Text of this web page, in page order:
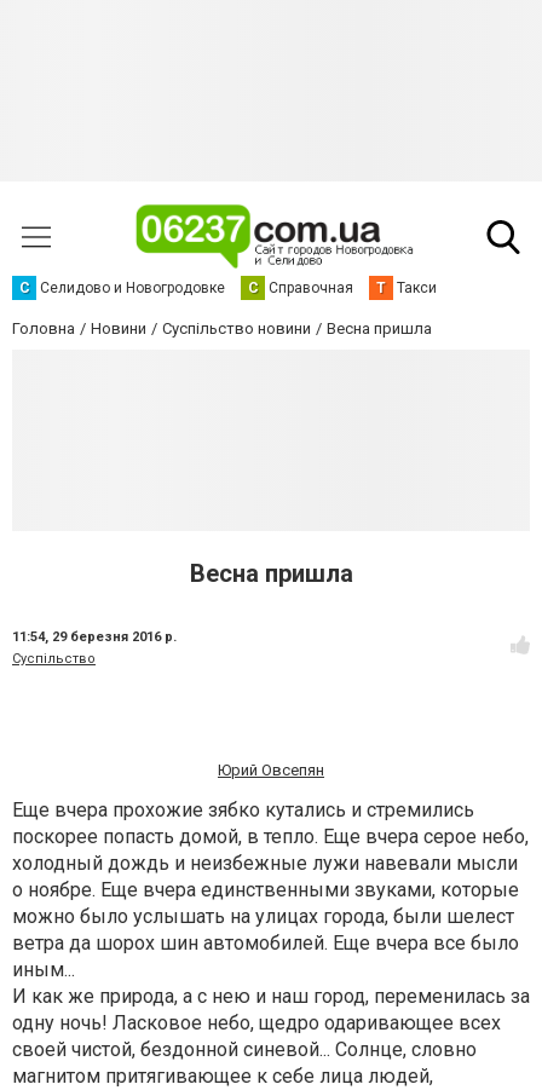
С Селидово и Новогродовке С Справочная Т Такси
Головна Новини Суспільство новини Весна пришла
Весна пришла
11:54, 29 березня 2016 р.
Суспільство
Юрий Овсепян
Еще вчера прохожие зябко кутались и стремились
поскорее попасть домой, в тепло. Еще вчера серое небо,
холодный дождь и неизбежные лужи навевали мысли
о ноябре. Еще вчера единственными звуками, которые
можно было услышать на улицах города, были шелест
ветра да шорох шин автомобилей. Еще вчера все было
иным...
И как же природа, а с нею и наш город, переменилась за
одну ночь! Ласковое небо, щедро одаривающее всех
своей чистой, бездонной синевой... Солнце, словно
магнитом притягивающее к себе лица людей,